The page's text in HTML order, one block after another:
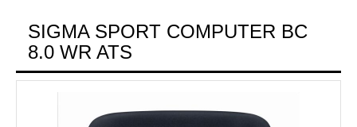
SIGMA SPORT COMPUTER BC
8.0 WR ATS